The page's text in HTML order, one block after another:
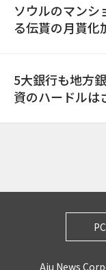
ソウルのマンシ
る伝貰の月貰化
5大銀行も地方
資のハードルは
Aju News